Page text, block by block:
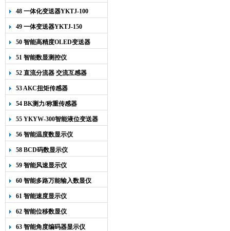
检仪
48 一体化变送器YKTJ-100
49 一体变送器YKTJ-150
50 智能高精度OLED变送器
YK-218
51 智能数显测控仪
52 直流分流器 交流互感器
53 AKC扭矩传感器
54 BK测力/称重传感器
55 YKYW-300智能液位变送器
56 智能温度数显示仪
58 BCD码数显示仪
59 智能风速显示仪
60 智能多路万能输入数显仪
61 智能速度显示仪
62 智能位移数显仪
63 智能角度编码器显示仪